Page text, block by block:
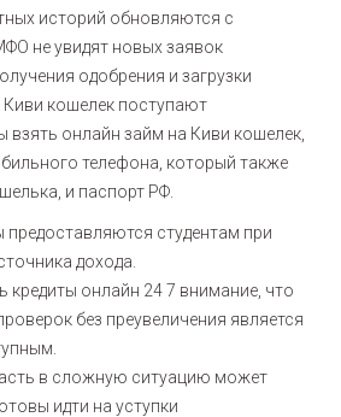
историй обновляются с
не увидят новых заявок
одобрения и загрузки
Киви кошелек поступают
онлайн займ на Киви кошелек,
телефона, который также
и паспорт РФ.
студентам при
дохода.
кредиты онлайн 24 7 внимание, что
без преувеличения является
в сложную ситуацию может
идти на уступки